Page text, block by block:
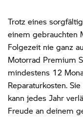
Trotz eines
einem gebrauchten
Folgezeit nie ganz
Motorrad Premium
mindestens 12
Reparaturkosten.
kann jedes Jahr
Freude an deinem